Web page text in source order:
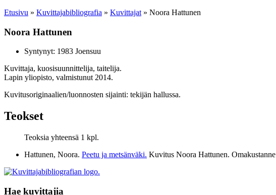
Etusivu » Kuvittaja­bibliografia » Kuvittajat » Noora Hattunen
Noora Hattunen
Syntynyt: 1983 Joensuu
Kuvittaja, kuosisuunnittelija, taitelija.
Lapin yliopisto, valmistunut 2014.
Kuvitusoriginaalien/luonnosten sijainti: tekijän hallussa.
Teokset
Teoksia yhteensä 1 kpl.
Hattunen, Noora. Peetu ja metsänväki. Kuvitus Noora Hattunen. Omakustanne
Hae kuvittajia